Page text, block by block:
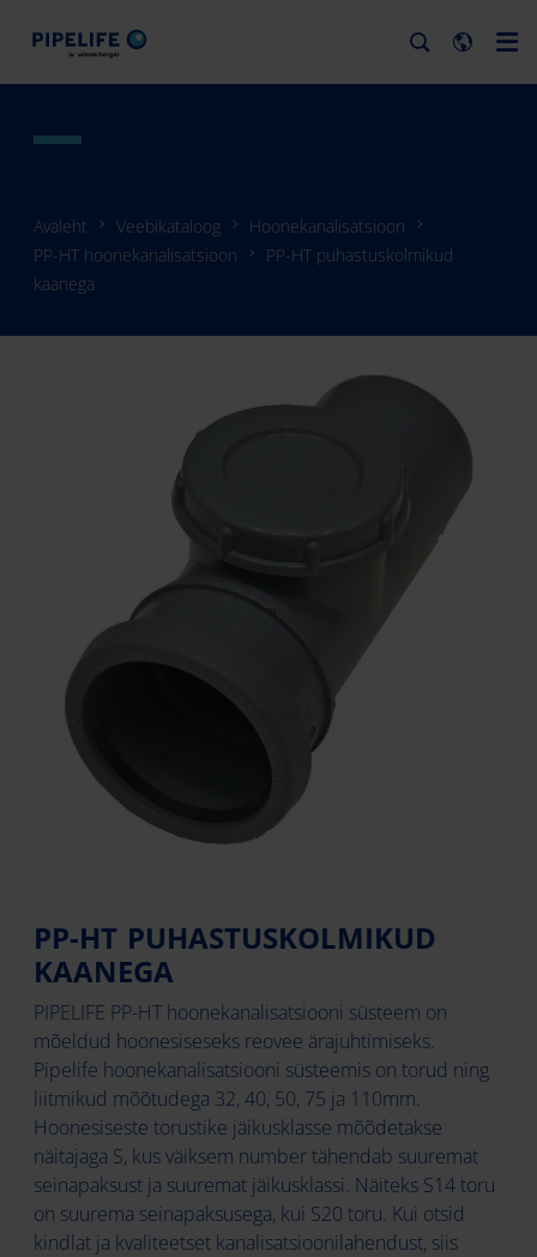
Avaleht Veebikataloog
Hoonekanalisatsioon
PP-HT hoonekanalisatsioon
PP-HT puhastuskolmikud
kaanega
PP-HT PUHASTUSKOLMIKUD
KAANEGA
PIPELIFE PP-HT hoonekanalisatsiooni süsteem on
mõeldud hoonesiseseks reovee ärajuhtimiseks.
Pipelife hoonekanalisatsiooni süsteemis on torud ning
liitmikud mõõtudega 32, 40, 50, 75 ja 110mm.
Hoonesiseste torustike jäikusklasse mõõdetakse
näitajaga S, kus väiksem number tähendab suuremat
seinapaksust ja suuremat jäikusklassi. Näiteks S14 toru
on suurema seinapaksusega, kui S20 toru. Kui otsid
kindlat ja kvaliteetset kanalisatsioonilahendust, siis